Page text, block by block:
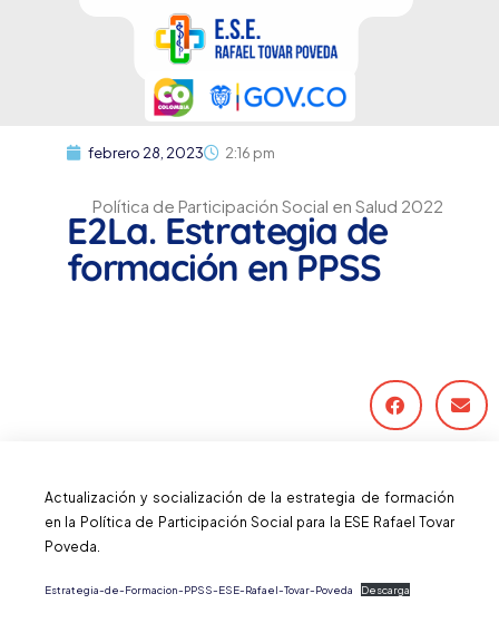
febrero 28, 2023 2:16 pm
Política de Participación Social en Salud 2022
E2La. Estrategia de
formación en PPSS
Actualización y socialización de la estrategia de formación
en la Política de Participación Social para la ESE Rafael Tovar
Poveda.
Estrategia-de-Formacion-PPSS-ESE-Rafael-Tovar-Poveda Descarga